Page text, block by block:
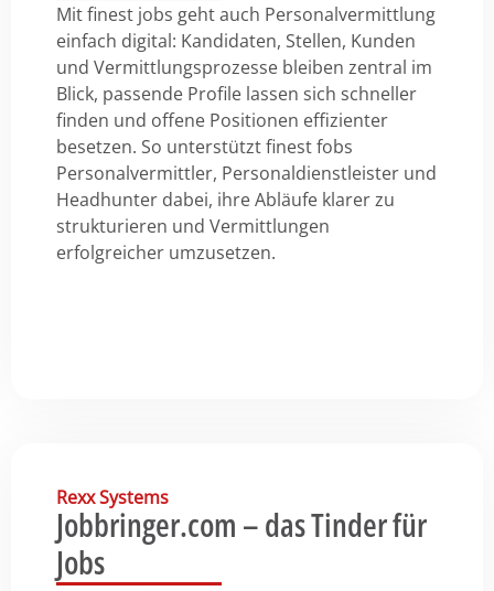
Mit finest jobs geht auch Personalvermittlung
einfach digital: Kandidaten, Stellen, Kunden
und Vermittlungsprozesse bleiben zentral im
Blick, passende Profile lassen sich schneller
finden und offene Positionen effizienter
besetzen. So unterstützt finest fobs
Personalvermittler, Personaldienstleister und
Headhunter dabei, ihre Abläufe klarer zu
strukturieren und Vermittlungen
erfolgreicher umzusetzen.
Rexx Systems
Jobbringer.com – das Tinder für
Jobs